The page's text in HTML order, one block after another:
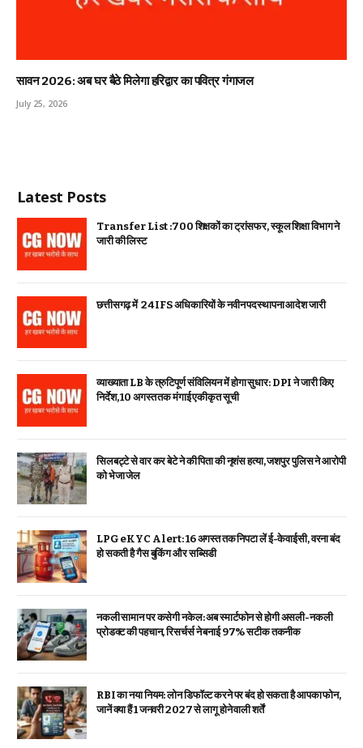
सावन 2026: अब घर बैठे मिलेगा हरिद्वार का पवित्र गंगाजल
July 25, 2026
Latest Posts
Transfer List :700 शिक्षकों का ट्रांसफर, स्कूल शिक्षा विभाग ने
जारी की लिस्ट
छत्तीसगढ़ में 24 IFS अधिकारियों के नवीन पदस्थापना आदेश जारी
व्याख्याता LB के त्रुटिपूर्ण संविलियन में होगा सुधार: DPI ने जारी किए
निर्देश, 10 अगस्त तक मंगाई एकीकृत सूची
सिलबट्टे से वार कर बेटे ने की पिता की नृशंस हत्या, जशपुर पुलिस ने आरोपी
को भेजा जेल
LPG eKYC Alert: 16 अगस्त तक निपटा लें ई-केवाईसी, वरना बंद
हो सकती है गैस बुकिंग और सब्सिडी
नकली सामान पर कसेगी नकेल: अब स्मार्टफोन से होगी असली-नकली
प्रोडक्ट की पहचान, रिसर्चर्स ने बनाई 97% सटीक तकनीक
RBI का नया नियम: लोन डिफॉल्ट करने पर बंद हो सकता है आपका फोन,
जानें क्या हैं 1 जनवरी 2027 से लागू होने वाली शर्तें